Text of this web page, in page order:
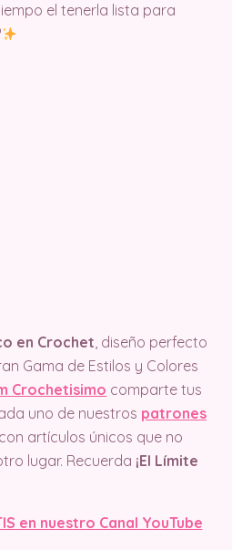
el tenerla lista para
en Crochet, diseño perfecto
Gama de Estilos y Colores
Crochetisimo comparte tus
uno de nuestros patrones
artículos únicos que no
lugar. Recuerda ¡El Límite
en nuestro Canal YouTube